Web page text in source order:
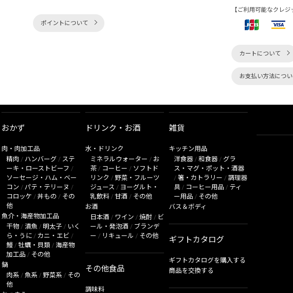
ポイントについて
【ご利用可能なクレジ
カートについて
お支払い方法につ
おかず
肉・肉加工品
精肉 / ハンバーグ / ステ
ーキ・ローストビーフ /
ソーセージ・ハム・ベー
コン / パテ・テリーヌ /
コロッケ / 丼もの / その
他
魚介・海産物加工品
干物 / 漬魚 / 明太子 / いく
ら・うに / カニ・エビ /
鰻 / 牡蠣・貝類 / 海産物
加工品 / その他
鍋
肉系 / 魚系 / 野菜系 / その
他
ドリンク・お酒
水・ドリンク
ミネラルウォーター / お
茶 / コーヒー / ソフトド
リンク / 野菜・フルーツ
ジュース / ヨーグルト・
乳飲料 / 甘酒 / その他
お酒
日本酒 / ワイン / 焼酎 / ビ
ール・発泡酒 / ブランデ
ー / リキュール / その他
その他食品
調味料
雑貨
キッチン用品
洋食器 / 和食器 / グラ
ス・マグ・ポット・酒器
/ 箸・カトラリー / 調理器
具 / コーヒー用品 / ティ
ー用品 / その他
バス＆ボディ
ギフトカタログ
ギフトカタログを購入する
商品を交換する